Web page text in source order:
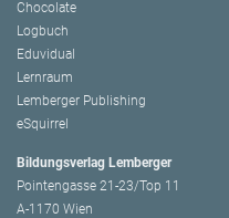
Chocolate
Logbuch
Eduvidual
Lernraum
Lemberger Publishing
eSquirrel
Bildungsverlag Lemberger
Pointengasse 21-23/Top 11
A-1170 Wien